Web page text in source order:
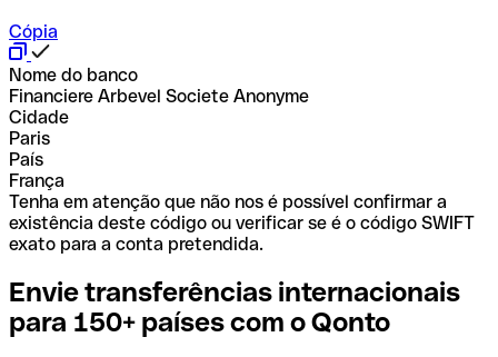
Cópia
Nome do banco
Financiere Arbevel Societe Anonyme
Cidade
Paris
País
França
Tenha em atenção que não nos é possível confirmar a
existência deste código ou verificar se é o código SWIFT
exato para a conta pretendida.
Envie transferências internacionais
para 150+ países com o Qonto